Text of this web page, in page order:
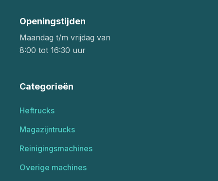
Openingstijden
Maandag t/m vrijdag van
8:00 tot 16:30 uur
Categorieën
Heftrucks
Magazijntrucks
Reinigingsmachines
Overige machines